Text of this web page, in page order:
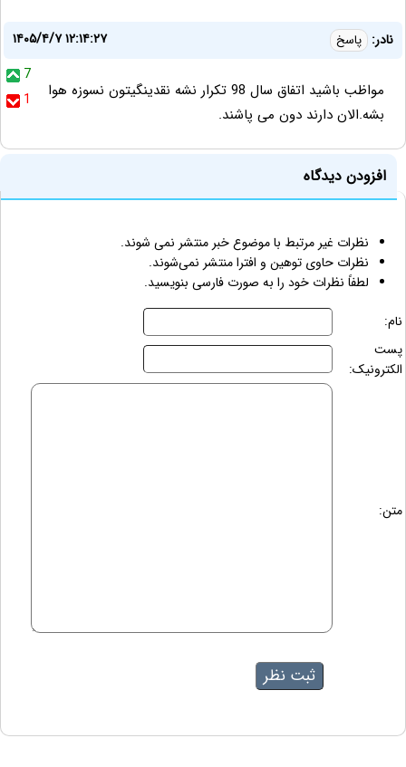
نادر: پاسخ
۱۴۰۵/۴/۷ ۱۲:۱۴:۲۷
7
1
مواظب باشید اتفاق سال 98 تکرار نشه نقدینگیتون نسوزه هوا
بشه.الان دارند دون می پاشند.
افزودن دیدگاه
نظرات غیر مرتبط با موضوع خبر منتشر نمی شوند.
نظرات حاوی توهین و افترا منتشر نمی‌شوند.
لطفاً نظرات خود را به صورت فارسی بنویسید.
نام:
پست
الکترونیک:
متن: